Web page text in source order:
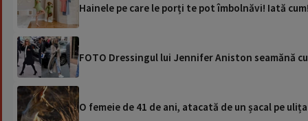
Hainele pe care le porți te pot îmbolnăvi! Iată
FOTO Dressingul lui Jennifer Aniston seamănă
O femeie de 41 de ani, atacată de un șacal pe